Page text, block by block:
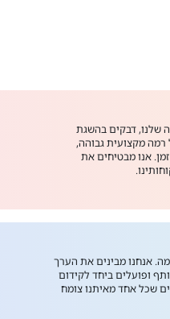
שלנו, דבקים בהשגת
מקצועית גבוהה,
אנו מבטיחים את
אנחנו מבינים את הערך
ופועלים ביחד לקידום
שכל אחד מאיתנו צומח